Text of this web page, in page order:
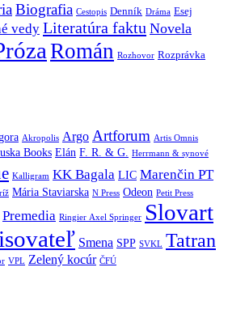
Biografia Cestopis Denník Dráma Esej
vedy Literatúra faktu Novela
Román Rozhovor Rozprávka
Akropolis Argo Artforum Artis Omnis
Books Elán F. R. & G. Herrmann & synové
Kalligram KK Bagala LIC Marenčin PT
Mária Staviarska N Press Odeon Petit Press
Premedia Ringier Axel Springer Slovart
Smena SPP SVKL Tatran
VPL Zelený kocúr ČFÚ